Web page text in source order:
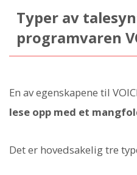
Typer av
programvaren
En av egenskapene til
lese opp med et
Det er hovedsakelig tre